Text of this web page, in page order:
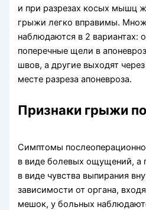
и при разрезах косых мышц
грыжи легко вправимы.
наблюдаются в 2 вариантах:
поперечные щели в
швов, а другие выходят
месте разреза апоневроза.
Признаки грыжи
Симптомы
в виде болевых ощущений,
в виде чувства выпирания
зависимости от органа,
мешок, у больных